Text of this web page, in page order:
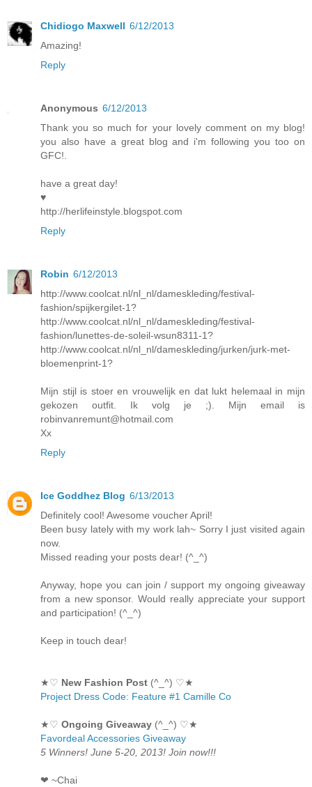
Chidiogo Maxwell 6/12/2013
Amazing!
Reply
Anonymous 6/12/2013
Thank you so much for your lovely comment on my blog!
you also have a great blog and i'm following you too on
GFC!.
have a great day!
♥
http://herlifeinstyle.blogspot.com
Reply
Robin 6/12/2013
http://www.coolcat.nl/nl_nl/dameskleding/festival-
fashion/spijkergilet-1?
http://www.coolcat.nl/nl_nl/dameskleding/festival-
fashion/lunettes-de-soleil-wsun8311-1?
http://www.coolcat.nl/nl_nl/dameskleding/jurken/jurk-met-
bloemenprint-1?
Mijn stijl is stoer en vrouwelijk en dat lukt helemaal in mijn
gekozen outfit. Ik volg je ;). Mijn email is
robinvanremunt@hotmail.com
Xx
Reply
Ice Goddhez Blog 6/13/2013
Definitely cool! Awesome voucher April!
Been busy lately with my work lah~ Sorry I just visited again
now.
Missed reading your posts dear! (^_^)
Anyway, hope you can join / support my ongoing giveaway
from a new sponsor. Would really appreciate your support
and participation! (^_^)
Keep in touch dear!
★♡ New Fashion Post (^_^) ♡★
Project Dress Code: Feature #1 Camille Co
★♡ Ongoing Giveaway (^_^) ♡★
Favordeal Accessories Giveaway
5 Winners! June 5-20, 2013! Join now!!!
❤ ~Chai